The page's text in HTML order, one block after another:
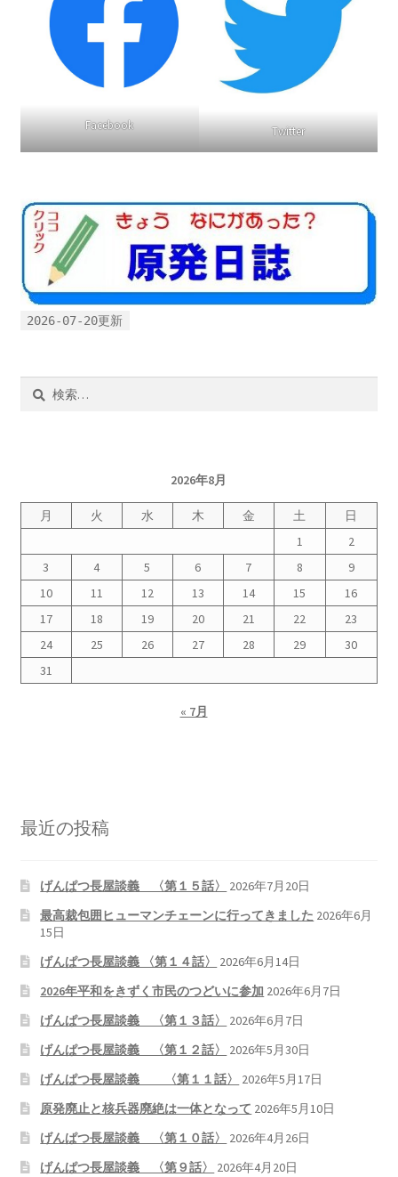
Facebook Twitter
2026-07-20更新
2026年8月
月 火 水 木 金 土
日
1
2
3
4 5 6 7 8
9
10
11 12 13 14 15
16
17
18 19 20 21 22
23
24
25 26 27 28 29
30
31
« 7月
最近の投稿
げんぱつ長屋談義 〈第１５話〉
2026年7月20日
最高裁包囲ヒューマンチェーンに行ってきました 2026年6月
15日
げんぱつ長屋談義 〈第１４話〉
2026年6月14日
2026年平和をきずく市民のつどいに参加 2026年6月7日
げんぱつ長屋談義 〈第１３話〉
2026年6月7日
げんぱつ長屋談義 〈第１２話〉
2026年5月30日
げんぱつ長屋談義 〈第１１話〉
2026年5月17日
原発廃止と核兵器廃絶は一体となって 2026年5月10日
げんぱつ長屋談義 〈第１０話〉
2026年4月26日
げんぱつ長屋談義 〈第９話〉
2026年4月20日